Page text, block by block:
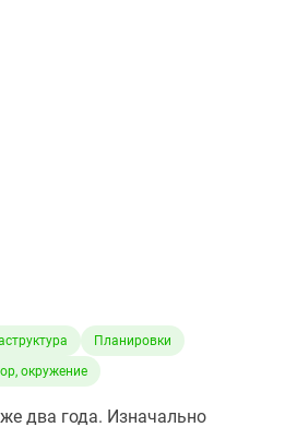
Планировки
окружение
два года. Изначально